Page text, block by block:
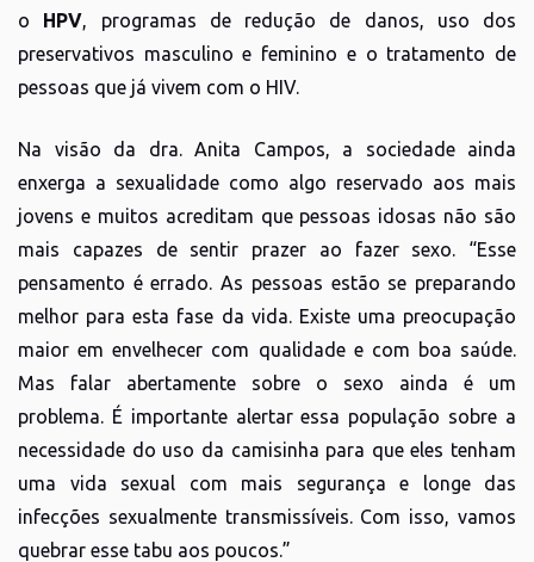
o HPV, programas de redução de danos, uso dos
preservativos masculino e feminino e o tratamento de
pessoas que já vivem com o HIV.
Na visão da dra. Anita Campos, a sociedade ainda
enxerga a sexualidade como algo reservado aos mais
jovens e muitos acreditam que pessoas idosas não são
mais capazes de sentir prazer ao fazer sexo. “Esse
pensamento é errado. As pessoas estão se preparando
melhor para esta fase da vida. Existe uma preocupação
maior em envelhecer com qualidade e com boa saúde.
Mas falar abertamente sobre o sexo ainda é um
problema. É importante alertar essa população sobre a
necessidade do uso da camisinha para que eles tenham
uma vida sexual com mais segurança e longe das
infecções sexualmente transmissíveis. Com isso, vamos
quebrar esse tabu aos poucos.”